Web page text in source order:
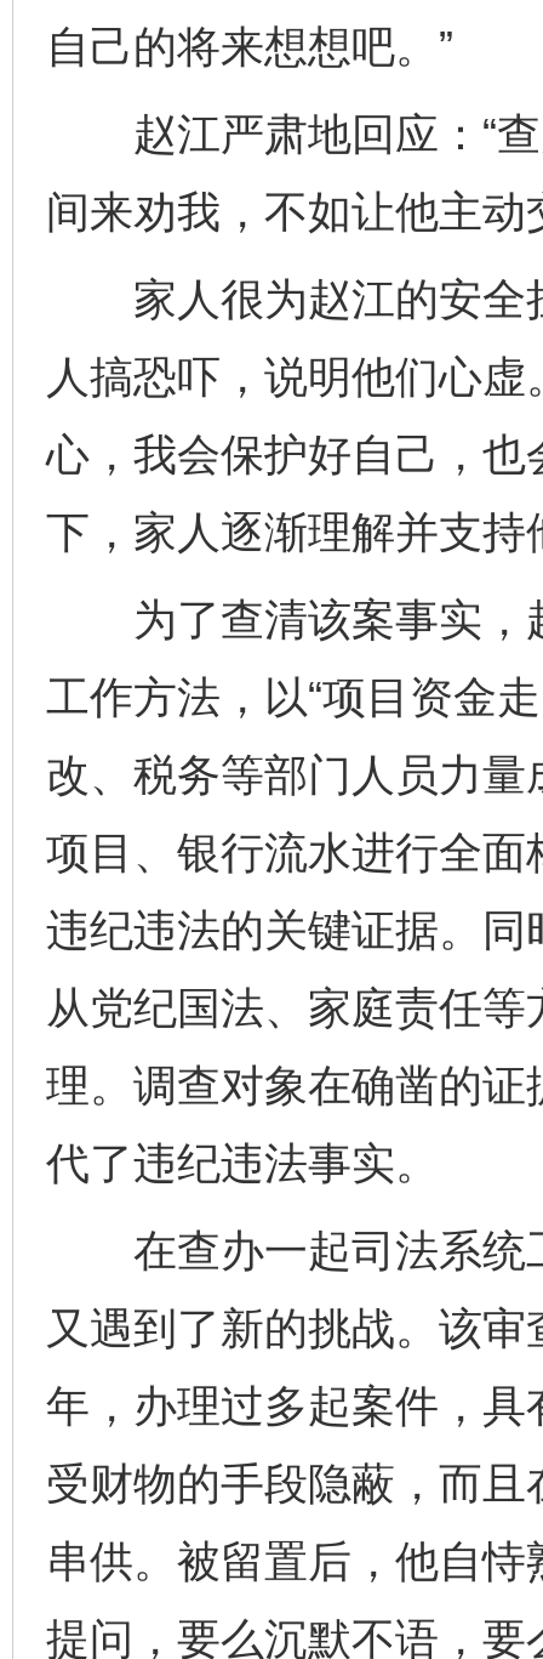
自己的将来想想吧。”
赵江严肃地回应：“查
间来劝我，不如让他主
家人很为赵江的安全
人搞恐吓，说明他们心
心，我会保护好自己，也
下，家人逐渐理解并支持
为了查清该案事实，
工作方法，以“项目资金
改、税务等部门人员力
项目、银行流水进行全
违纪违法的关键证据。
从党纪国法、家庭责任
理。调查对象在确凿的
代了违纪违法事实。
在查办一起司法系统
又遇到了新的挑战。该
年，办理过多起案件，
受财物的手段隐蔽，而
串供。被留置后，他自
提问，要么沉默不语，